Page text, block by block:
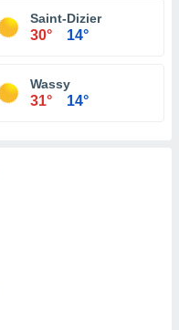
Saint-Dizier
30° 14°
Wassy
31° 14°